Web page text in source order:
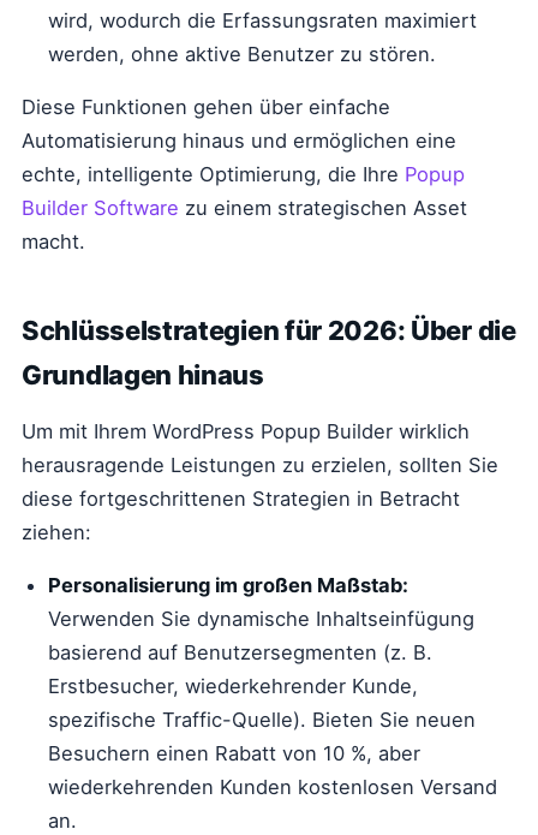
wird, wodurch die Erfassungsraten maximiert
werden, ohne aktive Benutzer zu stören.
Diese Funktionen gehen über einfache
Automatisierung hinaus und ermöglichen eine
echte, intelligente Optimierung, die Ihre Popup
Builder Software zu einem strategischen Asset
macht.
Schlüsselstrategien für 2026: Über die
Grundlagen hinaus
Um mit Ihrem WordPress Popup Builder wirklich
herausragende Leistungen zu erzielen, sollten Sie
diese fortgeschrittenen Strategien in Betracht
ziehen:
Personalisierung im großen Maßstab:
Verwenden Sie dynamische Inhaltseinfügung
basierend auf Benutzersegmenten (z. B.
Erstbesucher, wiederkehrender Kunde,
spezifische Traffic-Quelle). Bieten Sie neuen
Besuchern einen Rabatt von 10 %, aber
wiederkehrenden Kunden kostenlosen Versand
an.